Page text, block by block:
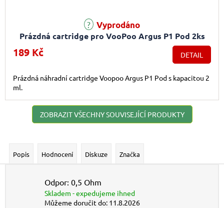
Prázdná cartridge pro VooPoo Argus P1 Pod 2ks
Vyprodáno
189 Kč DETAIL
Prázdná náhradní cartridge Voopoo Argus P1 Pod s kapacitou 2
ml.
ZOBRAZIT VŠECHNY SOUVISEJÍCÍ PRODUKTY
Popis Hodnocení Diskuze Značka
Odpor: 0,5 Ohm
Skladem - expedujeme ihned
Můžeme doručit do: 11.8.2026